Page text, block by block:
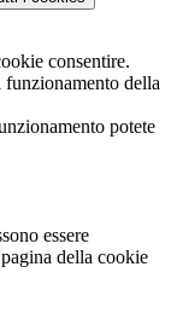
consentire.
della
potete
essere
della cookie